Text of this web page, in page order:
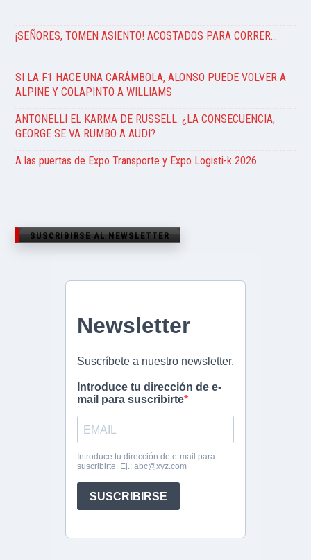
¡SEÑORES, TOMEN ASIENTO! ACOSTADOS PARA CORRER…
SI LA F1 HACE UNA CARÁMBOLA, ALONSO PUEDE VOLVER A
ALPINE Y COLAPINTO A WILLIAMS
ANTONELLI EL KARMA DE RUSSELL. ¿LA CONSECUENCIA,
GEORGE SE VA RUMBO A AUDI?
A las puertas de Expo Transporte y Expo Logisti-k 2026
SUSCRIBIRSE AL NEWSLETTER